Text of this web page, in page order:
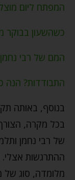
המפתח ליום
כשהשעון
המם של רבי נחמן
התבודדות? הנה
בנוסף, באותה
בכל מקרה,
של רבי נחמן
ההתרגשות אצלי.
מלומדה, סוג